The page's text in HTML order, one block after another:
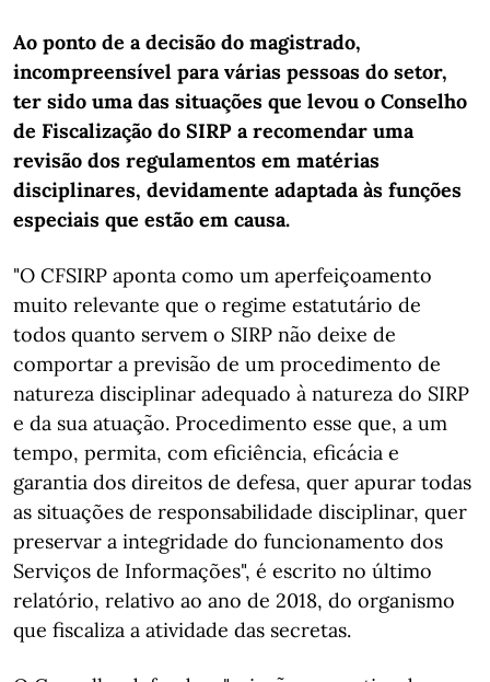
Ao ponto de a decisão do magistrado,
incompreensível para várias pessoas do setor,
ter sido uma das situações que levou o Conselho
de Fiscalização do SIRP a recomendar uma
revisão dos regulamentos em matérias
disciplinares, devidamente adaptada às funções
especiais que estão em causa.
"O CFSIRP aponta como um aperfeiçoamento
muito relevante que o regime estatutário de
todos quanto servem o SIRP não deixe de
comportar a previsão de um procedimento de
natureza disciplinar adequado à natureza do SIRP
e da sua atuação. Procedimento esse que, a um
tempo, permita, com eficiência, eficácia e
garantia dos direitos de defesa, quer apurar todas
as situações de responsabilidade disciplinar, quer
preservar a integridade do funcionamento dos
Serviços de Informações", é escrito no último
relatório, relativo ao ano de 2018, do organismo
que fiscaliza a atividade das secretas.